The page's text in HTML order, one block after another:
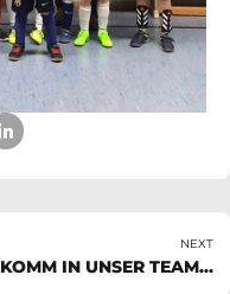
NEXT
KOMM IN UNSER TEAM...